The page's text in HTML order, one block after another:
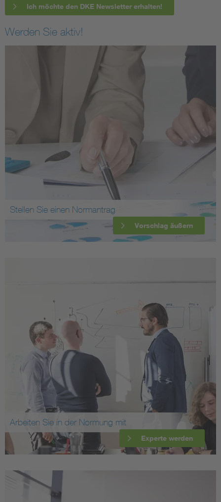
Ich möchte den DKE Newsletter erhalten!
Werden Sie aktiv!
Stellen Sie einen Normantrag
Vorschlag äußern
Arbeiten Sie in der Normung mit
Experte werden